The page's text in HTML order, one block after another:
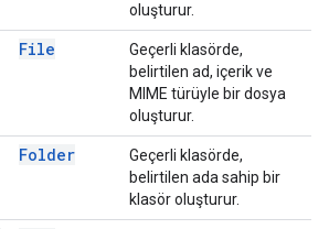
oluşturur.
File
Geçerli klasörde,
belirtilen ad, içerik ve
MIME türüyle bir dosya
oluşturur.
Folder
Geçerli klasörde,
belirtilen ada sahip bir
klasör oluşturur.